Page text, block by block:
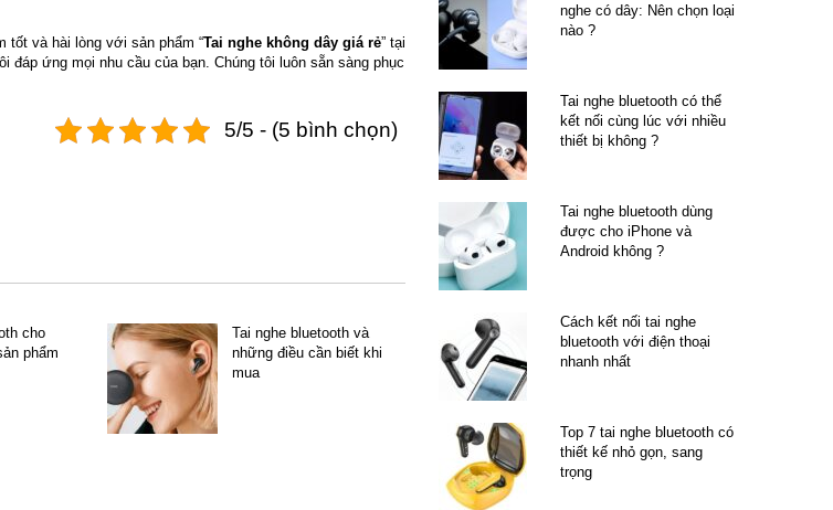
tốt và hài lòng với sản phẩm “Tai nghe không dây giá rẻ” tại
ứng mọi nhu cầu của bạn. Chúng tôi luôn sẵn sàng phục
5/5 - (5 bình chọn)
cho
phẩm
Tai nghe bluetooth và
những điều cần biết khi
mua
nghe có dây: Nên chọn loại
nào ?
Tai nghe bluetooth có thể
kết nối cùng lúc với nhiều
thiết bị không ?
Tai nghe bluetooth dùng
được cho iPhone và
Android không ?
Cách kết nối tai nghe
bluetooth với điện thoại
nhanh nhất
Top 7 tai nghe bluetooth có
thiết kế nhỏ gọn, sang
trọng